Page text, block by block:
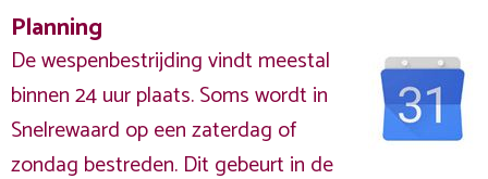
Planning
De wespenbestrijding vindt meestal
binnen 24 uur plaats. Soms wordt in
Snelrewaard op een zaterdag of
zondag bestreden. Dit gebeurt in de